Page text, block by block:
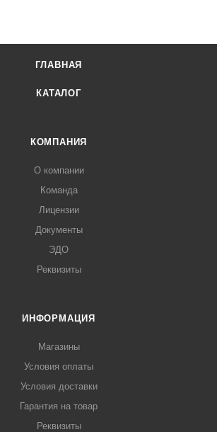
ГЛАВНАЯ
КАТАЛОГ
КОМПАНИЯ
О компании
Команда
Лицензии
Документы
ЭДО
Реквизиты
ИНФОРМАЦИЯ
Магазины
Условия оплаты
Условия доставки
Гарантия на товар
Реквизиты